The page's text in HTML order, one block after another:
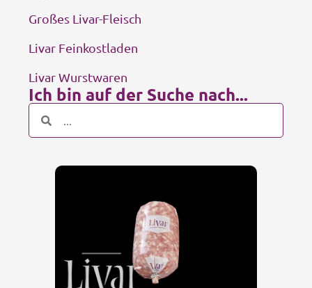
Großes Livar-Fleisch
Livar Feinkostladen
Livar Wurstwaren
Ich bin auf der Suche nach...